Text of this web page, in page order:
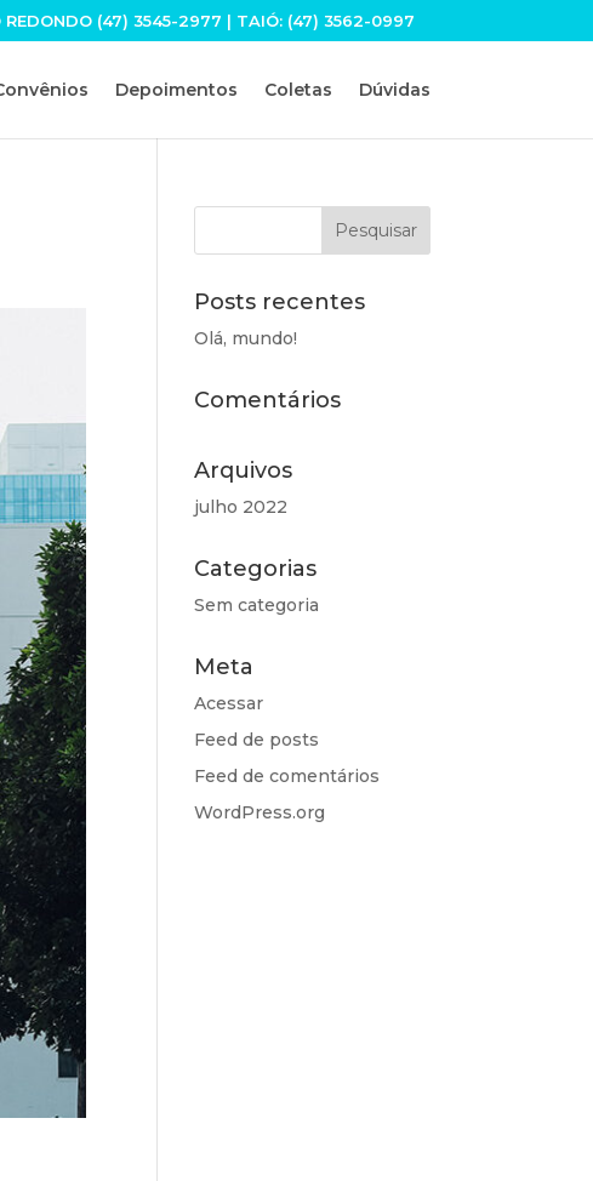
REDONDO (47) 3545-2977 | TAIÓ: (47) 3562-0997
Depoimentos Coletas Dúvidas
Posts recentes
Olá, mundo!
Comentários
Arquivos
julho 2022
Categorias
Sem categoria
Meta
Acessar
Feed de posts
Feed de comentários
WordPress.org